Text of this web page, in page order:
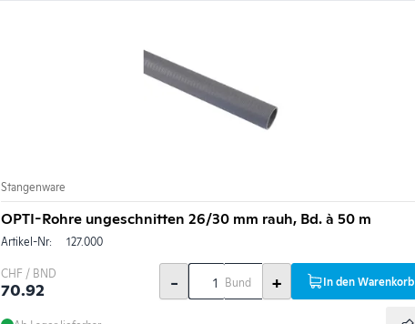
Stangenware
OPTI-Rohre ungeschnitten 26/30 mm rauh, Bd. à 50 m
Artikel-Nr: 127.000
CHF / BND
70.92 - Bund + In den Warenkorb